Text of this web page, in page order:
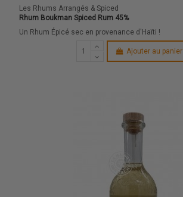
Les Rhums Arrangés & Spiced
Rhum Boukman Spiced Rum 45%
Un Rhum Épicé sec en provenance d'Haïti !
Ajouter au panier